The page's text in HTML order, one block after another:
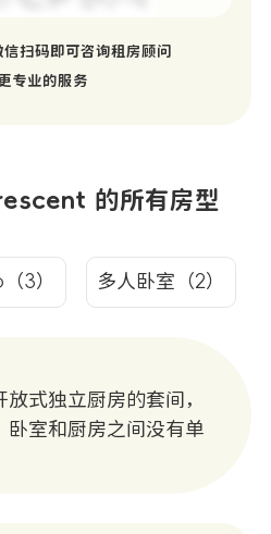
扫码即可咨询租房顾问
专业的服务
的所有房型
3） 多人卧室（2）
式独立厨房的套间，
卧室和厨房之间没有单